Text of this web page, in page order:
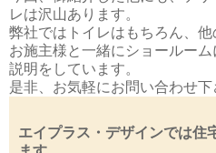
レは沢山あります。
弊社ではトイレはもちろん、他
お施主様と一緒にショールー
説明をしています。
是非、お気軽にお問い合わせ下
エイプラス・デザインでは住